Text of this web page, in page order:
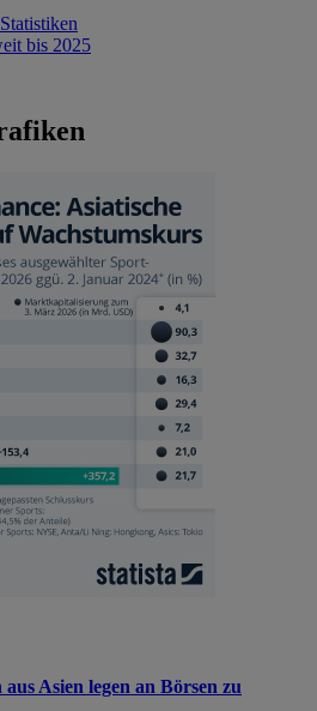
bis 2025
Asien legen an Börsen zu